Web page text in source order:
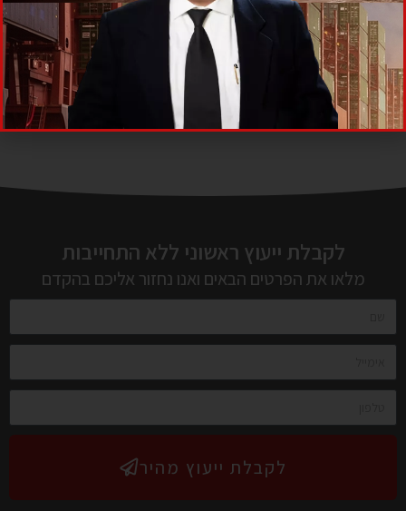
לקבלת ייעוץ ראשוני ללא התחייבות